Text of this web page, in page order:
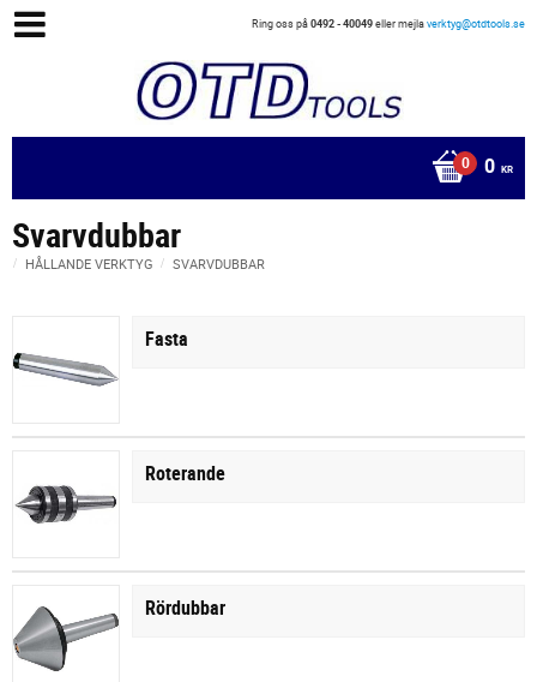
Ring oss på0492 - 40049eller mejlaverktyg@otdtools.se
0 KR
Svarvdubbar
HÅLLANDE VERKTYG SVARVDUBBAR
Fasta
Roterande
Rördubbar